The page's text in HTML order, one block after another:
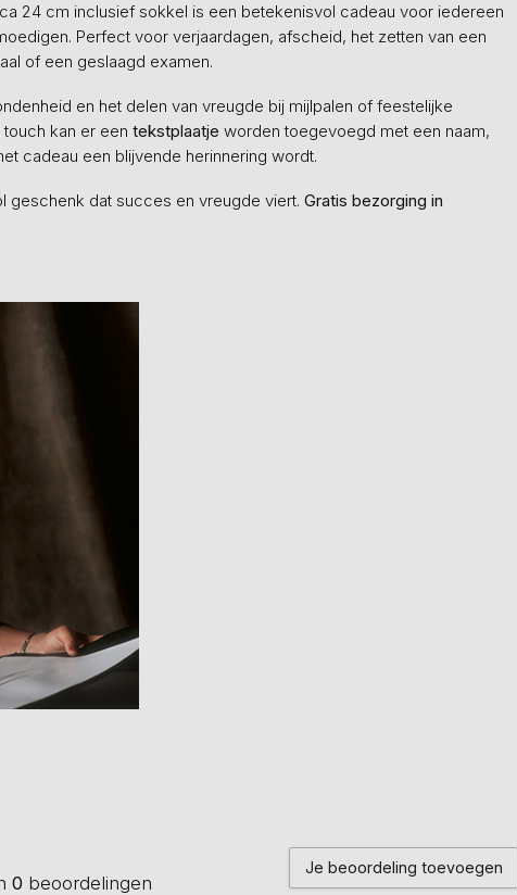
24 cm inclusief sokkel is een betekenisvol cadeau voor iedereen
Perfect voor verjaardagen, afscheid, het zetten van een
of een geslaagd examen.
en het delen van vreugde bij mijlpalen of feestelijke
kan er een tekstplaatje worden toegevoegd met een naam,
cadeau een blijvende herinnering wordt.
geschenk dat succes en vreugde viert. Gratis bezorging in
0 beoordelingen
Je beoordeling toevoegen